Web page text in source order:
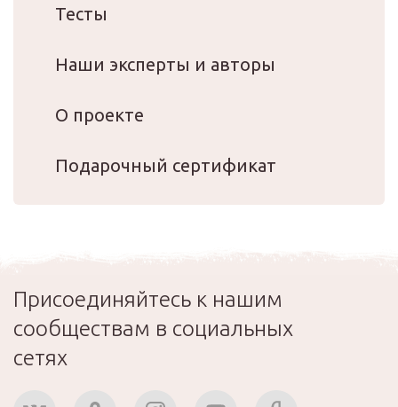
Тесты
Наши эксперты и авторы
О проекте
Подарочный сертификат
Присоединяйтесь к нашим
сообществам в социальных
сетях